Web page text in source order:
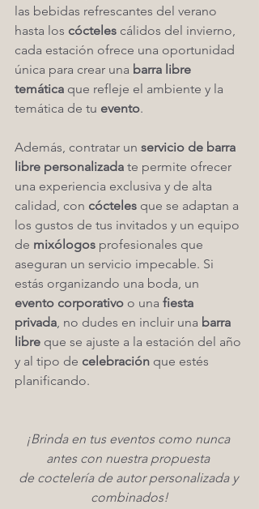
las bebidas refrescantes del verano
hasta los cócteles cálidos del invierno,
cada estación ofrece una oportunidad
única para crear una barra libre
temática que refleje el ambiente y la
temática de tu evento.
Además, contratar un servicio de barra
libre personalizada te permite ofrecer
una experiencia exclusiva y de alta
calidad, con cócteles que se adaptan a
los gustos de tus invitados y un equipo
de mixólogos profesionales que
aseguran un servicio impecable. Si
estás organizando una boda, un
evento corporativo o una fiesta
privada, no dudes en incluir una barra
libre que se ajuste a la estación del año
y al tipo de celebración que estés
planificando.
¡Brinda en tus eventos como nunca
antes con nuestra propuesta
de coctelería de autor personalizada y
combinados!